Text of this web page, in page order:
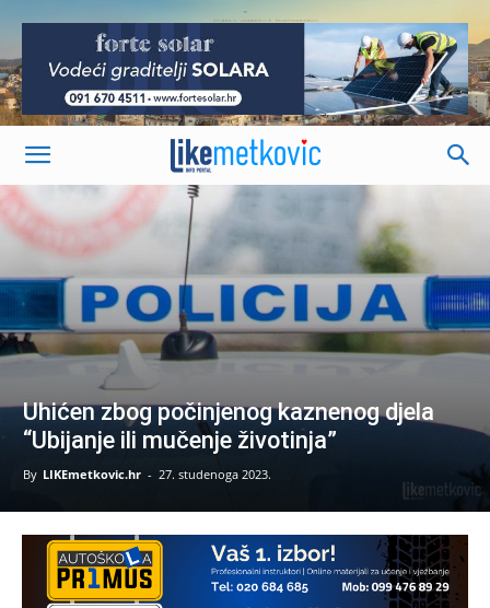
-
Uhićen zbog počinjenog kaznenog djela
“Ubijanje ili mučenje životinja”
By LIKEmetkovic.hr - 27. studenoga 2023.